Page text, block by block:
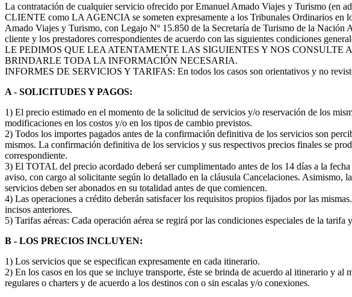
La contratación de cualquier servicio ofrecido por Emanuel Amado Viajes y Turismo (en
CLIENTE como LA AGENCIA se someten expresamente a los Tribunales Ordinarios en
Amado Viajes y Turismo, con Legajo Nº 15.850 de la Secretaría de Turismo de la Nación
cliente y los prestadores correspondientes de acuerdo con las siguientes condiciones
LE PEDIMOS QUE LEA ATENTAMENTE LAS SIGUIENTES Y NOS CONSULTE
BRINDARLE TODA LA INFORMACIÓN NECESARIA.
INFORMES DE SERVICIOS Y TARIFAS: En todos los casos son orientativos y no
A - SOLICITUDES Y PAGOS:
1) El precio estimado en el momento de la solicitud de servicios y/o reservación de los
modificaciones en los costos y/o en los tipos de cambio previstos.
2) Todos los importes pagados antes de la confirmación definitiva de los servicios son
mismos. La confirmación definitiva de los servicios y sus respectivos precios finales se
correspondiente.
3) El TOTAL del precio acordado deberá ser cumplimentado antes de los 14 días a la
aviso, con cargo al solicitante según lo detallado en la cláusula Cancelaciones. Asimismo,
servicios deben ser abonados en su totalidad antes de que comiencen.
4) Las operaciones a crédito deberán satisfacer los requisitos propios fijados por las
incisos anteriores.
5) Tarifas aéreas: Cada operación aérea se regirá por las condiciones especiales de la tarifa
B - LOS PRECIOS INCLUYEN:
1) Los servicios que se especifican expresamente en cada itinerario.
2) En los casos en los que se incluye transporte, éste se brinda de acuerdo al itinerario y
regulares o charters y de acuerdo a los destinos con o sin escalas y/o conexiones.